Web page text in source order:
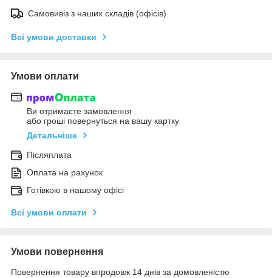
Самовивіз з наших складів (офісів)
Всі умови доставки
Умови оплати
Ви отримаєте замовлення
або гроші повернуться на вашу картку
Детальніше
Післяплата
Оплата на рахунок
Готівкою в нашому офісі
Всі умови оплати
Умови повернення
Повернення товару впродовж 14 днів за домовленістю